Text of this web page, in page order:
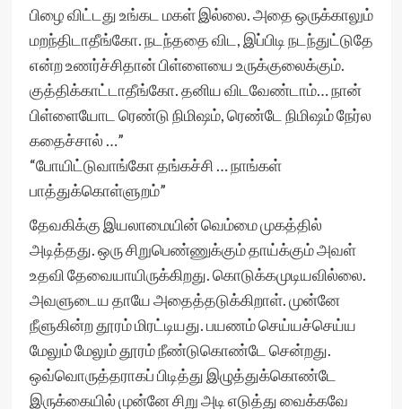
பிழை விட்டது உங்கட மகள் இல்லை. அதை ஒருக்காலும்
மறந்திடாதீங்கோ. நடந்ததை விட, இப்பிடி நடந்துட்டுதே
என்ற உணர்ச்சிதான் பிள்ளையை உருக்குலைக்கும்.
குத்திக்காட்டாதீங்கோ. தனிய விடவேண்டாம்… நான்
பிள்ளையோட ரெண்டு நிமிஷம், ரெண்டே நிமிஷம் நேர்ல
கதைச்சால் …”
“போயிட்டுவாங்கோ தங்கச்சி … நாங்கள்
பாத்துக்கொள்ளுறம்”
தேவகிக்கு இயலாமையின் வெம்மை முகத்தில்
அடித்தது. ஒரு சிறுபெண்ணுக்கும் தாய்க்கும் அவள்
உதவி தேவையாயிருக்கிறது. கொடுக்கமுடியவில்லை.
அவளுடைய தாயே அதைத்தடுக்கிறாள். முன்னே
நீளுகின்ற தூரம் மிரட்டியது. பயணம் செய்யச்செய்ய
மேலும் மேலும் தூரம் நீண்டுகொண்டே சென்றது.
ஒவ்வொருத்தராகப் பிடித்து இழுத்துக்கொண்டே
இருக்கையில் முன்னே சிறு அடி எடுத்து வைக்கவே